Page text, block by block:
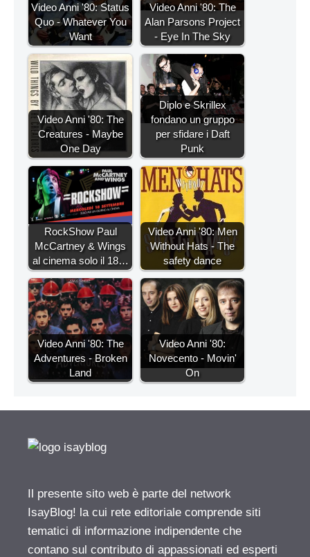
Video Anni '80: Status
Quo - Whatever You
Want
Video Anni '80: The
Alan Parsons Project
- Eye In The Sky
Video Anni '80: The
Creatures - Maybe
One Day
Diplo e Skrillex
fondano un gruppo
per sfidare i Daft
Punk
RockShow Paul
McCartney & Wings
al cinema solo il 18…
Video Anni '80: Men
Without Hats - The
safety dance
Video Anni '80: The
Adventures - Broken
Land
Video Anni '80:
Novecento - Movin'
On
Il presente sito web è parte del network
IsayBlog! la cui rete editoriale comprende siti
tematici di informazione indipendente che
contano sul contributo di appassionati ed esperti